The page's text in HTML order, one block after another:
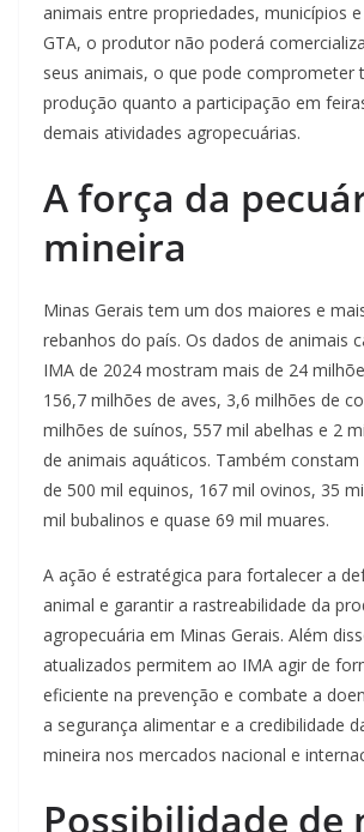
animais entre propriedades, municípios
GTA, o produtor não poderá
seus animais, o que pode comprometer
produção quanto a participação em
demais atividades agropecuárias.
A força da
mineira
Minas Gerais tem um dos maiores e
rebanhos do país. Os dados de animais
IMA de 2024 mostram mais de 24
156,7 milhões de aves, 3,6 milhões de
milhões de suínos, 557 mil abelhas e 2
de animais aquáticos. Também
de 500 mil equinos, 167 mil ovinos, 35
mil bubalinos e quase 69 mil muares.
A ação é estratégica para fortalecer a
animal e garantir a rastreabilidade da
agropecuária em Minas Gerais. Além
atualizados permitem ao IMA agir de
eficiente na prevenção e combate a
a segurança alimentar e a credibilidade
mineira nos mercados nacional e
Possibilidade de